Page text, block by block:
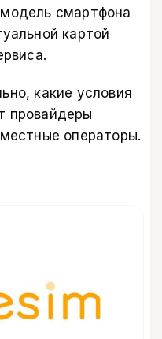
смартфона
картой
.
какие условия
провайдеры
операторы.